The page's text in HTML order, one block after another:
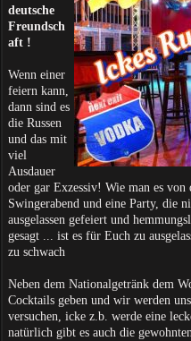
deutsche
Freundsch
aft !
Wenn einer
feiern kann,
dann sind es
die Russen
und das mit
viel
Ausdauer
oder gar Exzessiv! Wie man es
Swingerabend und eine Party, die
ausgelassen gefeiert und
gesagt ... ist es für Euch zu
zu schwach
Neben dem Nationalgetränk dem
Cocktails geben und wir werden
versuchen, icke z.b. werde eine
natürlich gibt es auch die